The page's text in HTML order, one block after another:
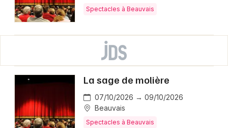
Spectacles à Beauvais
La sage de molière
07/10/2026 → 09/10/2026
Beauvais
Spectacles à Beauvais